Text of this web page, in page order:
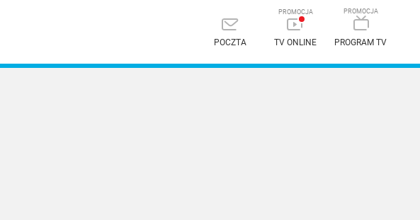
POCZTA TV ONLINE PROGRAM TV